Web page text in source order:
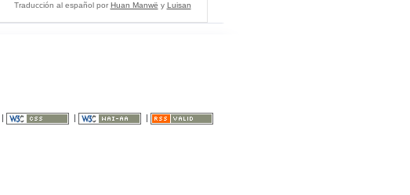
Traducción al español por Huan Manwë y Luisan